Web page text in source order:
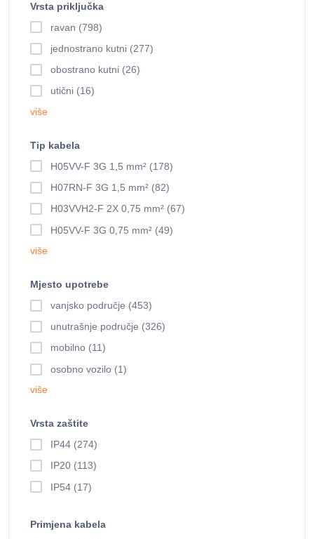
Vrsta priključka
ravan (798)
jednostrano kutni (277)
obostrano kutni (26)
utični (16)
više
Tip kabela
H05VV-F 3G 1,5 mm² (178)
H07RN-F 3G 1,5 mm² (82)
H03VVH2-F 2X 0,75 mm² (67)
H05VV-F 3G 0,75 mm² (49)
više
Mjesto upotrebe
vanjsko područje (453)
unutrašnje područje (326)
mobilno (11)
osobno vozilo (1)
više
Vrsta zaštite
IP44 (274)
IP20 (113)
IP54 (17)
Primjena kabela